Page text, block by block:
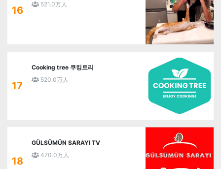
16
521.0万人
17
Cooking tree 쿠킹트리
520.0万人
18
GÜLSÜMÜN SARAYI TV
470.0万人